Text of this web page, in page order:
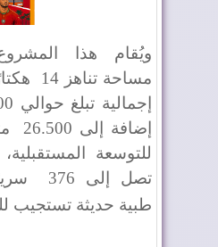
ويُقام هذا
مساحة تناهز 14
إجمالية تبلغ حوالي 44.000
إضافة إلى 26.500
للتوسعة
تصل إلى 376
طبية حديثة تستجيب